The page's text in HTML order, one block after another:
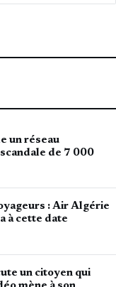
un réseau
de 7 000
: Air Algérie
à cette date
un citoyen qui